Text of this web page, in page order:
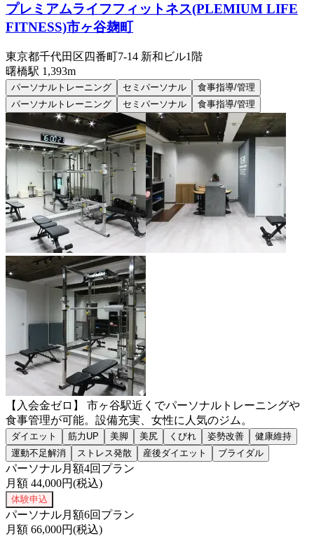
プレミアムライフフィットネス(PLEMIUM LIFE
FITNESS)市ヶ谷麹町
東京都千代田区四番町7-14 新和ビル1階
曙橋駅 1,393m
パーソナルトレーニング セミパーソナル
食事指導/管理
パーソナルトレーニング
セミパーソナル 食事指導/管理
【入会金ゼロ】 市ヶ谷駅近くでパーソナルトレーニングや
食事管理が可能。設備充実、女性に人気のジム。
ダイエット 筋力UP 美脚 美尻 くびれ 姿勢改善
健康維持
運動不足解消
ストレス発散 産後ダイエット ブライダル
パーソナル月額4回プラン
月額 44,000円(税込)
体験申込
パーソナル月額6回プラン
月額 66,000円(税込)